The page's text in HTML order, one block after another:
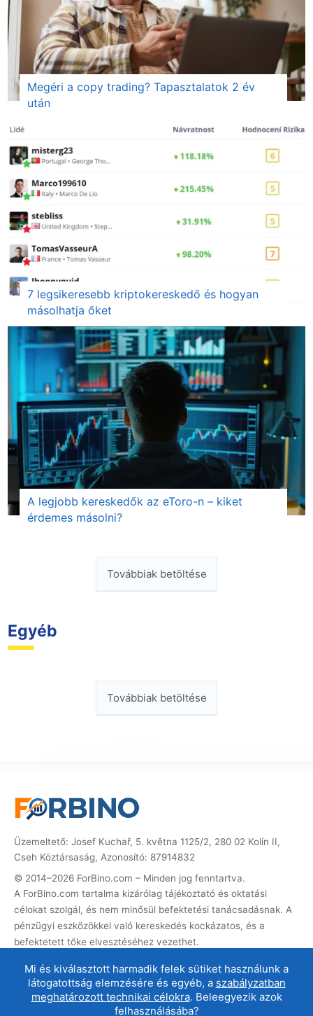
Megéri a copy trading? Tapasztalatok 2 év
után
7 legsikeresebb kriptokereskedő és hogyan
másolhatja őket
A legjobb kereskedők az eToro-n – kiket
érdemes másolni?
Továbbiak betöltése
Egyéb
Továbbiak betöltése
Mi és kiválasztott harmadik felek sütiket használunk a
látogatottság elemzésére és egyéb, a szabályzatban
meghatározott technikai célokra. Beleegyezik azok
felhasználásába?
Üzemeltető: Josef Kuchař, 5. května 1125/2, 280 02 Kolín II,
Cseh Köztársaság, Azonosító: 87914832
© 2014–2026 ForBino.com – Minden jog fenntartva.
A ForBino.com tartalma kizárólag tájékoztató és oktatási
célokat szolgál, és nem minősül befektetési tanácsadásnak. A
pénzügyi eszközökkel való kereskedés kockázatos, és a
befektetett tőke elvesztéséhez vezethet.
ezeken keresztül regisztrál, jutalékot kapunk, amellyel a
weboldalt üzemeltethetjük és fejleszthetjük. Ez nem
befolyásolja az Ön számára a szolgáltatás árát, és az affiliate